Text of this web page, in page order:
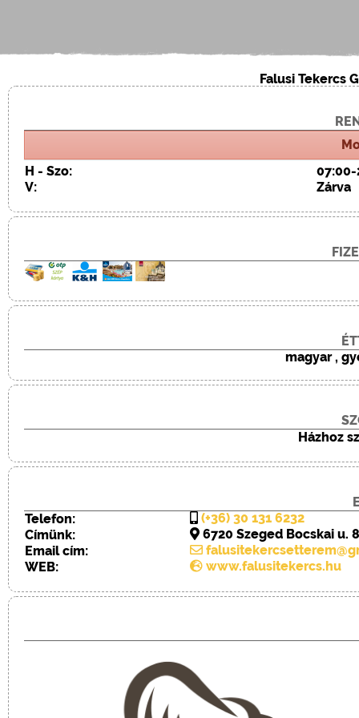
Falusi Tekercs
H - Szo:
07:00-
V:
Zárva
magyar ,
Házhoz
Telefon:
(+36) 30 131 6232
Címünk:
6720 Szeged Bocskai u.
Email cím:
WEB:
www.falusitekercs.hu